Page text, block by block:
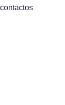
contactos